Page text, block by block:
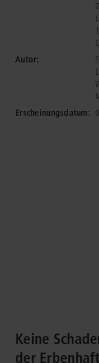
Autor:
Erscheinungsdatum:
Keine
der